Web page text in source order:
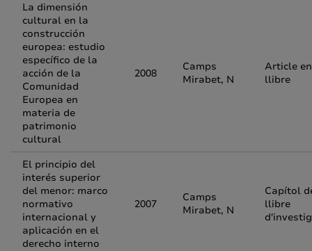
La dimensión
cultural en la
construcción
europea: estudio
específico de la
acción de la
Comunidad
Europea en
materia de
patrimonio
cultural
2008
Camps
Mirabet, N
Article en
llibre
El principio del
interés superior
del menor: marco
normativo
internacional y
aplicación en el
derecho interno
2007
Camps
Mirabet, N
Capítol
llibre